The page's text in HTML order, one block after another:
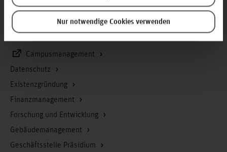
Nur notwendige Cookies verwenden
Arbeitssicherheit
Berufungsmanagement
Bibliothek
Campusmanagement
Datenschutz
Existenzgründung
Finanzmanagement
Forschung und Entwicklung
Gebäudemanagement
Geschäftsstelle Präsidium